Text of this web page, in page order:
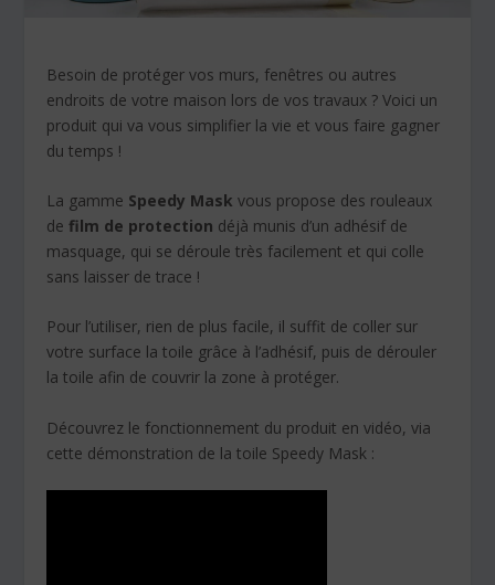
Besoin de protéger vos murs, fenêtres ou autres
endroits de votre maison lors de vos travaux ? Voici un
produit qui va vous simplifier la vie et vous faire gagner
du temps !
La gamme Speedy Maskvous propose des rouleaux
defilm de protection déjà munis d’un adhésif de
masquage, qui se déroule très facilement et qui colle
sans laisser de trace !
Pour l’utiliser, rien de plus facile, il suffit de coller sur
votre surface la toile grâce à l’adhésif, puis de dérouler
la toile afin de couvrir la zone à protéger.
Découvrez le fonctionnement du produit en vidéo, via
cette démonstration de la toile Speedy Mask :